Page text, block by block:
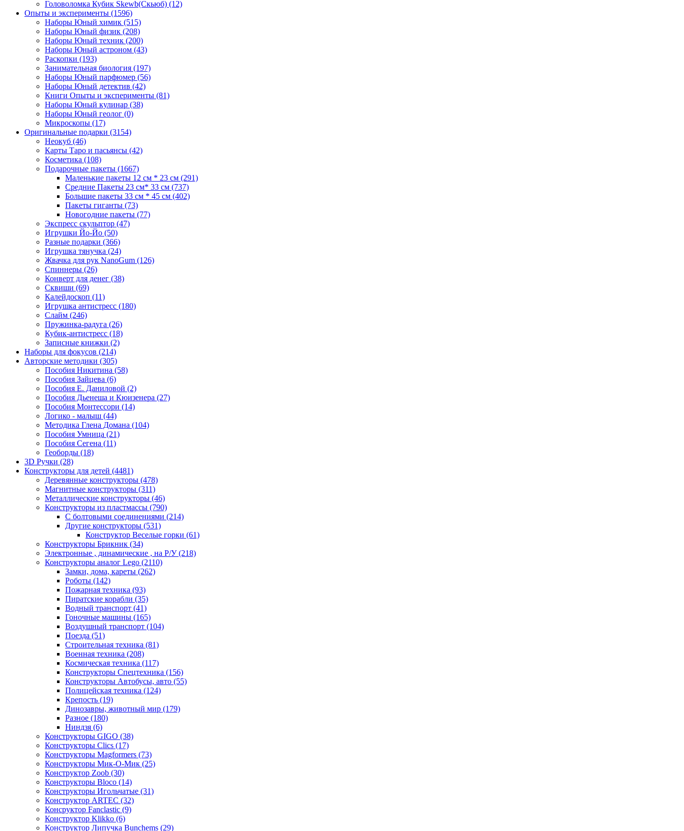
Головоломка Кубик Skewb(Скьюб) (12)
Опыты и эксперименты (1596)
Наборы Юный химик (515)
Наборы Юный физик (208)
Наборы Юный техник (200)
Наборы Юный астроном (43)
Раскопки (193)
Занимательная биология (197)
Наборы Юный парфюмер (56)
Наборы Юный детектив (42)
Книги Опыты и эксперименты (81)
Наборы Юный кулинар (38)
Наборы Юный геолог (0)
Микроскопы (17)
Оригинальные подарки (3154)
Неокуб (46)
Карты Таро и пасьянсы (42)
Косметика (108)
Подарочные пакеты (1667)
Маленькие пакеты 12 см * 23 см (291)
Средние Пакеты 23 см* 33 см (737)
Большие пакеты 33 см * 45 см (402)
Пакеты гиганты (73)
Новогодние пакеты (77)
Экспресс скульптор (47)
Игрушки Йо-Йо (50)
Разные подарки (366)
Игрушка тянучка (24)
Жвачка для рук NanoGum (126)
Спиннеры (26)
Конверт для денег (38)
Сквиши (69)
Калейдоскоп (11)
Игрушка антистресс (180)
Слайм (246)
Пружинка-радуга (26)
Кубик-антистресс (18)
Записные книжки (2)
Наборы для фокусов (214)
Авторские методики (305)
Пособия Никитина (58)
Пособия Зайцева (6)
Пособия Е. Даниловой (2)
Пособия Дьенеша и Кюизенера (27)
Пособия Монтессори (14)
Логико - малыш (44)
Методика Глена Домана (104)
Пособия Умница (21)
Пособия Сегена (11)
Геоборды (18)
3D Ручки (28)
Конструкторы для детей (4481)
Деревянные конструкторы (478)
Магнитные конструкторы (311)
Металлические конструкторы (46)
Конструкторы из пластмассы (790)
С болтовыми соединениями (214)
Другие конструкторы (531)
Конструктор Веселые горки (61)
Конструкторы Брикник (34)
Электронные , динамические , на Р/У(218)
Конструкторы аналог Lego (2110)
Замки, дома, кареты (262)
Роботы (142)
Пожарная техника (93)
Пиратские корабли (35)
Водный транспорт (41)
Гоночные машины (165)
Воздушный транспорт (104)
Поезда (51)
Строительная техника (81)
Военная техника (208)
Космическая техника (117)
Конструкторы Спецтехника (156)
Конструкторы Автобусы, авто (55)
Полицейская техника (124)
Крепость (19)
Динозавры, животный мир (179)
Разное (180)
Ниндзя (6)
Конструкторы GIGO (38)
Конструкторы Clics (17)
Конструкторы Magformers (73)
Конструкторы Мик-О-Мик (25)
Конструктор Zoob (30)
Конструкторы Bloco (14)
Конструкторы Игольчатые (31)
Конструктор ARTEC (32)
Консруктор Fanclastic (9)
Конструктор Klikko (6)
Конструктор Липучка Bunchems (29)